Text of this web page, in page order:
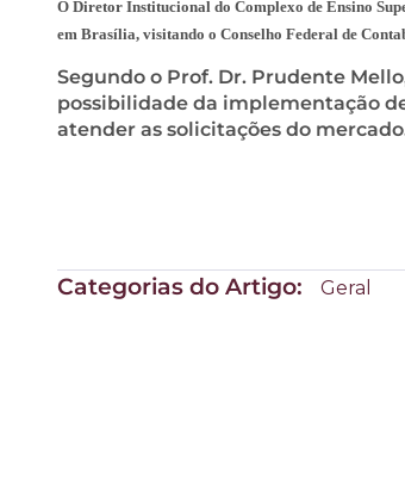
O Diretor Institucional do Complexo de Ensino
em Brasília, visitando o Conselho Federal de
Segundo o Prof. Dr. Prudente
possibilidade da implementação
atender as solicitações do
Categorias do Artigo: Geral